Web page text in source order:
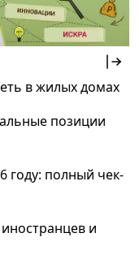
в жилых домах
позиции
году: полный чек-
и